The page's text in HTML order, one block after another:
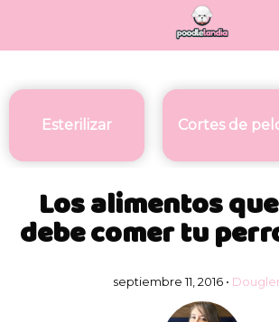
Esterilizar Cortes de
Los alimentos
debe comer tu
septiembre 11, 2016 •